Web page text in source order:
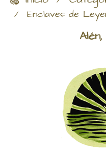
/ Enclaves de